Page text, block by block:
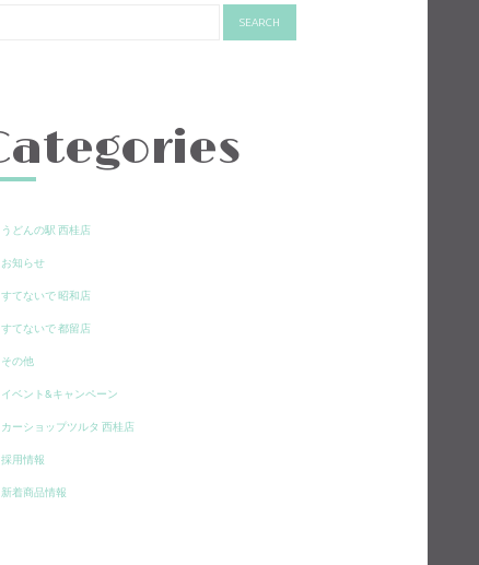
うどんの駅 西桂店
お知らせ
すてないで 昭和店
すてないで 都留店
その他
イベント&キャンペーン
カーショップツルタ 西桂店
採用情報
新着商品情報